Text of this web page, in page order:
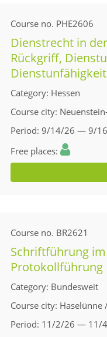
Course no. PHE2606
Dienstrecht in
Rückgriff,
Dienstunfähigkeit
Category Hessen
Course city
Period 9/14/26 — 9/
Free places
Course no. BR2621
Schriftführung
Protokollführung
Category Bundesweit
Course city Haselünne
Period 11/2/26 — 11/